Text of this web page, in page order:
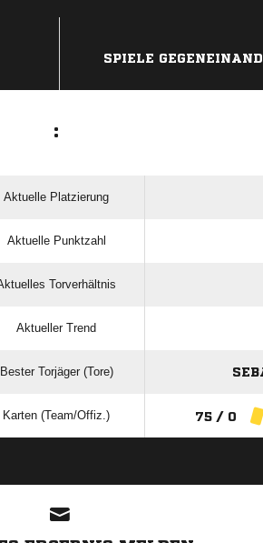
SPIELE
:
Aktuelle Platzierung
Aktuelle Punktzahl
Torverhältnis
Aktueller Trend
Bester Torjäger (Tore)
Karten (Team/Offiz.) 75 / 0